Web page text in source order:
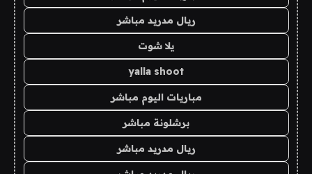
ريال مدريد مباشر
يلا شوت
yalla shoot
مباريات اليوم مباشر
برشلونة مباشر
ريال مدريد مباشر